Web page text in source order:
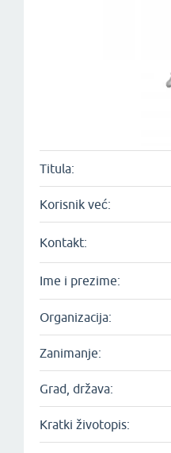
Titula:
Korisnik već:
Kontakt:
Ime i prezime:
Organizacija:
Zanimanje:
Grad, država:
Kratki životopis: